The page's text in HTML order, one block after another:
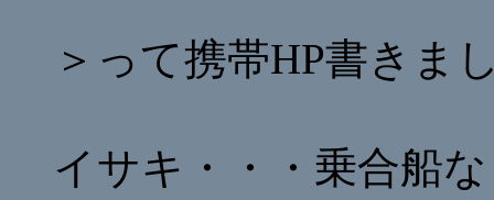
＞って携帯HP書きま
イサキ・・・乗合船